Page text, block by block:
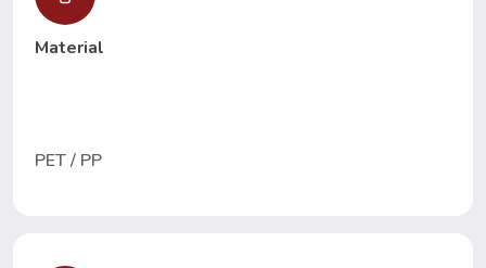
Material
PET / PP